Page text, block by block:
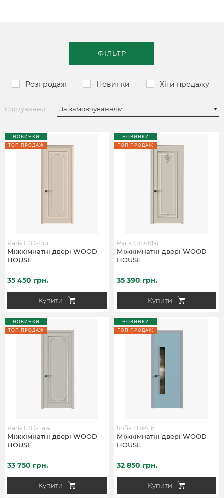
ФІЛЬТР
Розпродаж Новинки Хіти продажу
Сортування:
НОВИНКИ
ТОП ПРОДАЖ
Міжкімнатні двері WOOD
HOUSE
Paris L3D-Bor
Купити
35 450 грн.
НОВИНКИ
ТОП ПРОДАЖ
Міжкімнатні двері WOOD
HOUSE
Paris L3D-Mar
Купити
35 390 грн.
НОВИНКИ
ТОП ПРОДАЖ
Міжкімнатні двері WOOD
HOUSE
Paris L3D-Taw
Купити
33 750 грн.
НОВИНКИ
ТОП ПРОДАЖ
Міжкімнатні двері WOOD
HOUSE
Sofia LHP-16
Купити
32 850 грн.